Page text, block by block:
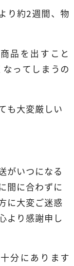
り約2週間、物
品を出すこと
ってしまうの
も大変厳しい
つになる
間に合わずに
に大変ご迷惑
より感謝申し
分にあります